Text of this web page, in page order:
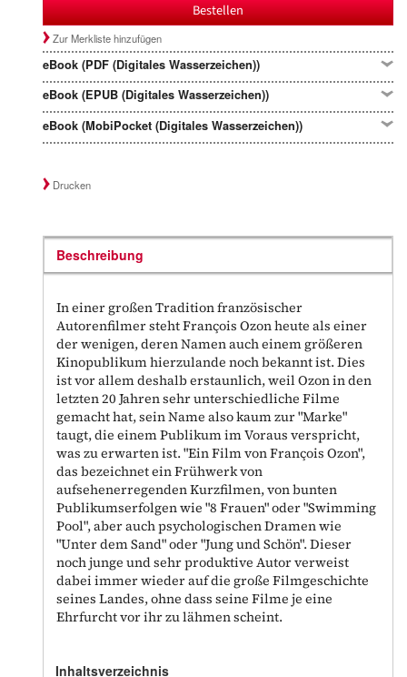
Bestellen
Zur Merkliste hinzufügen
eBook (PDF (Digitales Wasserzeichen))
eBook (EPUB (Digitales Wasserzeichen))
eBook (MobiPocket (Digitales Wasserzeichen))
Drucken
Beschreibung
In einer großen Tradition französischer
Autorenfilmer steht François Ozon heute als einer
der wenigen, deren Namen auch einem größeren
Kinopublikum hierzulande noch bekannt ist. Dies
ist vor allem deshalb erstaunlich, weil Ozon in den
letzten 20 Jahren sehr unterschiedliche Filme
gemacht hat, sein Name also kaum zur "Marke"
taugt, die einem Publikum im Voraus verspricht,
was zu erwarten ist. "Ein Film von François Ozon",
das bezeichnet ein Frühwerk von
aufsehenerregenden Kurzfilmen, von bunten
Publikumserfolgen wie "8 Frauen" oder "Swimming
Pool", aber auch psychologischen Dramen wie
"Unter dem Sand" oder "Jung und Schön". Dieser
noch junge und sehr produktive Autor verweist
dabei immer wieder auf die große Filmgeschichte
seines Landes, ohne dass seine Filme je eine
Ehrfurcht vor ihr zu lähmen scheint.
Inhaltsverzeichnis